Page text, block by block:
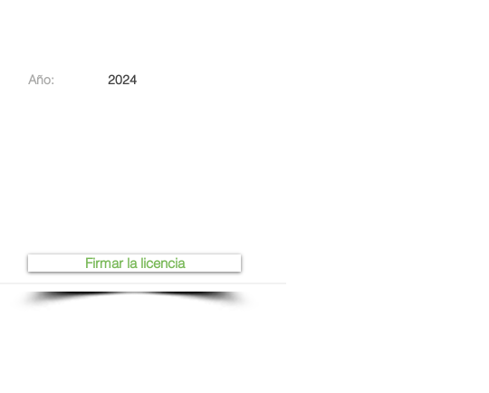
Año: 2024
Firmar la licencia